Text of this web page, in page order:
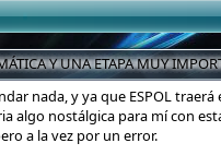
Y UNA ETAPA MUY
nada, y ya que ESPOL
algo nostálgica para mí con
a la vez por un error.